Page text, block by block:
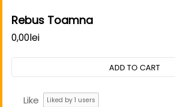
Rebus Toamna
0,00lei
ADD TO CART
Like Liked by 1 users